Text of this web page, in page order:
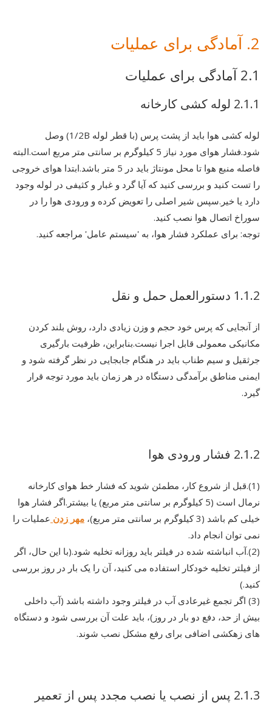
2. آمادگی برای عملیات
2.1 آمادگی برای عملیات
2.1.1 لوله کشی کارخانه
لوله کشی هوا باید از پشت پرس (با قطر لوله 1/2B) وصل
شود.فشار هوای مورد نیاز 5 کیلوگرم بر سانتی متر مربع است.البته
فاصله منبع هوا تا محل مونتاژ باید در 5 متر باشد.ابتدا هوای خروجی
را تست کنید و بررسی کنید که آیا گرد و غبار و کثیفی در لوله وجود
دارد یا خیر.سپس شیر اصلی را تعویض کرده و ورودی هوا را در
سوراخ اتصال هوا نصب کنید.
توجه: برای عملکرد فشار هوا، به 'سیستم عامل' مراجعه کنید.
1.1.2 دستورالعمل حمل و نقل
از آنجایی که پرس خود حجم و وزن زیادی دارد، روش بلند کردن
مکانیکی معمولی قابل اجرا نیست.بنابراین، ظرفیت بارگیری
جرثقیل و سیم طناب باید در هنگام جابجایی در نظر گرفته شود و
ایمنی مناطق برآمدگی دستگاه در هر زمان باید مورد توجه قرار
گیرد.
2.1.2 فشار ورودی هوا
(1).قبل از شروع کار، مطمئن شوید که فشار خط هوای کارخانه
نرمال است (5 کیلوگرم بر سانتی متر مربع) یا بیشتر.اگر فشار هوا
خیلی کم باشد (3 کیلوگرم بر سانتی متر مربع)،
مهر زدن عملیات را
نمی توان انجام داد.
(2).آب انباشته شده در فیلتر باید روزانه تخلیه شود.(با این حال، اگر
از فیلتر تخلیه خودکار استفاده می کنید، آن را یک بار در روز بررسی
کنید.)
(3) اگر تجمع غیرعادی آب در فیلتر وجود داشته باشد (آب داخلی
بیش از حد، دفع دو بار در روز)، باید علت آن بررسی شود و دستگاه
های زهکشی اضافی برای رفع مشکل نصب شوند.
2.1.3 پس از نصب یا نصب مجدد پس از تعمیر